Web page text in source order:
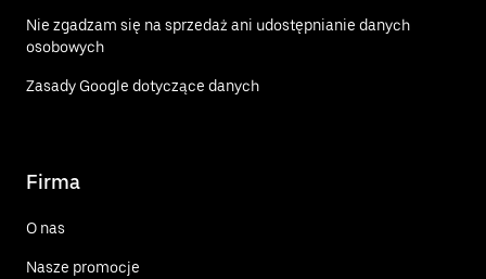
Nie zgadzam się na sprzedaż ani udostępnianie danych
osobowych
Zasady Google dotyczące danych
Firma
O nas
Nasze promocje